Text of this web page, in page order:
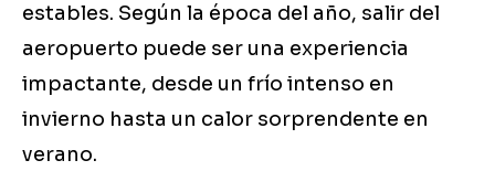
estables. Según la época del año, salir del
aeropuerto puede ser una experiencia
impactante, desde un frío intenso en
invierno hasta un calor sorprendente en
verano.